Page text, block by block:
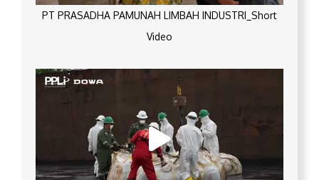
PT PRASADHA PAMUNAH LIMBAH INDUSTRI_Short
Video